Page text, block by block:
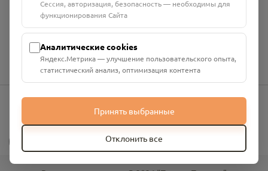
Руднянский, г. Рудня, улица Западная, д. 26А, пом. 18
Номер счёта: 40702810901130004287 в АО "АЛЬФА-БАНК"
info@pomnim.online
Сессия, авторизация, безопасность — необходимы для
функционирования Сайта
Аналитические cookies
Яндекс.Метрика — улучшение пользовательского опыта,
статистический анализ, оптимизация контента
Принять выбранные
Отклонить все